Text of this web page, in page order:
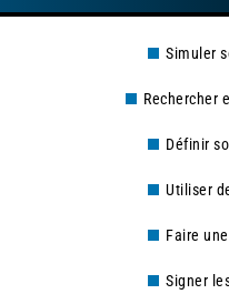
Simuler
Rechercher
Définir
Utiliser
Faire
Signer